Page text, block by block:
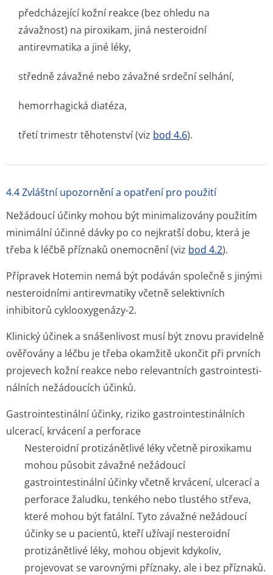
předcházející kožní reakce (bez ohledu na
závažnost) na piroxikam, jiná nesteroidní
antirevmatika a jiné léky,
středně závažné nebo závažné srdeční selhání,
hemorrhagická diatéza,
třetí trimestr těhotenství (viz bod 4.6).
4.4 Zvláštní upozornění a opatření pro použití
Nežádoucí účinky mohou být minimalizovány použitím
minimální účinné dávky po co nejkratší dobu, která je
třeba k léčbě příznaků onemocnění (viz bod 4.2).
Přípravek Hotemin nemá být podáván společně s jinými
nesteroidními antirevmatiky včetně selektivních
inhibitorů cyklooxygenázy-2.
Klinický účinek a snášenlivost musí být znovu pravidelně
ověřovány a léčbu je třeba okamžitě ukončit při prvních
projevech kožní reakce nebo relevantních gastrointesti­
nálních nežádoucích účinků.
Gastrointestinální účinky, riziko gastrointestinálních
ulcerací, krvácení a perforace
Nesteroidní protizánětlivé léky včetně piroxikamu
mohou působit závažné nežádoucí
gastrointestinální účinky včetně krvácení, ulcerací a
perforace žaludku, tenkého nebo tlustého střeva,
které mohou být fatální. Tyto závažné nežádoucí
účinky se u pacientů, kteří užívají nesteroidní
protizánětlivé léky, mohou objevit kdykoliv,
projevovat se varovnými příznaky, ale i bez příznaků.